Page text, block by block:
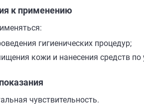
к применению
гигиенических процедур;
кожи и нанесения средств по
чувствительность.